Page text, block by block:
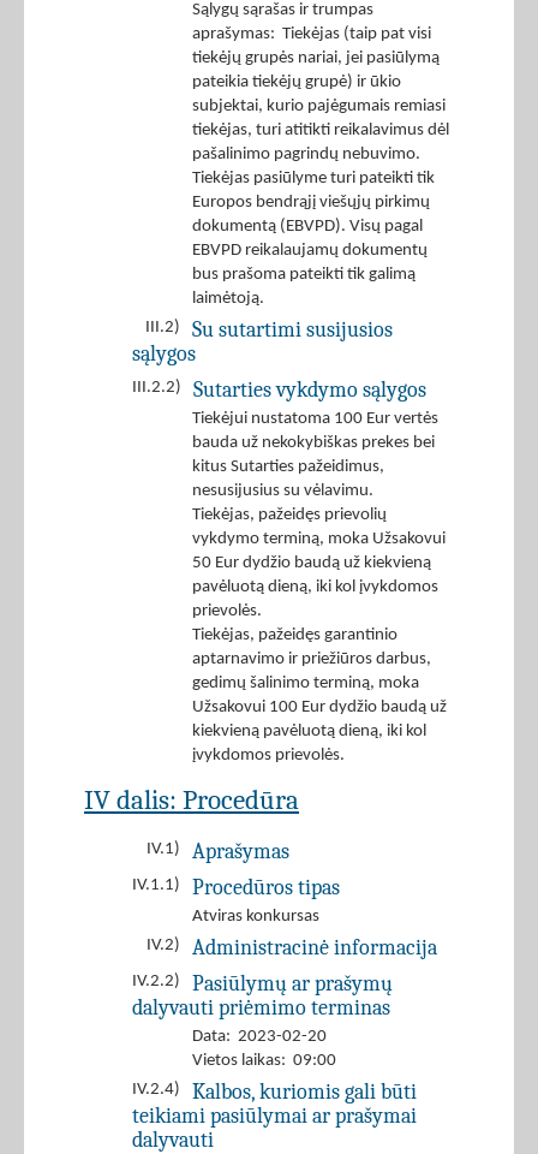
Sąlygų sąrašas ir trumpas
aprašymas: Tiekėjas (taip pat visi
tiekėjų grupės nariai, jei pasiūlymą
pateikia tiekėjų grupė) ir ūkio
subjektai, kurio pajėgumais remiasi
tiekėjas, turi atitikti reikalavimus dėl
pašalinimo pagrindų nebuvimo.
Tiekėjas pasiūlyme turi pateikti tik
Europos bendrąjį viešųjų pirkimų
dokumentą (EBVPD). Visų pagal
EBVPD reikalaujamų dokumentų
bus prašoma pateikti tik galimą
laimėtoją.
III.2)
Su sutartimi susijusios
sąlygos
III.2.2) Sutarties vykdymo sąlygos
Tiekėjui nustatoma 100 Eur vertės
bauda už nekokybiškas prekes bei
kitus Sutarties pažeidimus,
nesusijusius su vėlavimu.
Tiekėjas, pažeidęs prievolių
vykdymo terminą, moka Užsakovui
50 Eur dydžio baudą už kiekvieną
pavėluotą dieną, iki kol įvykdomos
prievolės.
Tiekėjas, pažeidęs garantinio
aptarnavimo ir priežiūros darbus,
gedimų šalinimo terminą, moka
Užsakovui 100 Eur dydžio baudą už
kiekvieną pavėluotą dieną, iki kol
įvykdomos prievolės.
IV dalis: Procedūra
IV.1) Aprašymas
IV.1.1) Procedūros tipas
Atviras konkursas
IV.2)
Administracinė informacija
IV.2.2)
Pasiūlymų ar prašymų
dalyvauti priėmimo terminas
Data: 2023-02-20
Vietos laikas: 09:00
IV.2.4)
Kalbos, kuriomis gali būti
teikiami pasiūlymai ar prašymai
dalyvauti